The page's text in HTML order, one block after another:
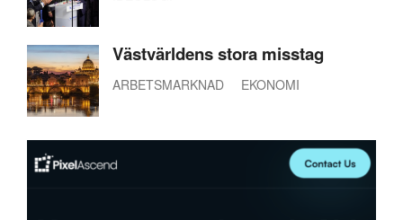
Västvärldens stora misstag
ARBETSMARKNAD EKONOMI